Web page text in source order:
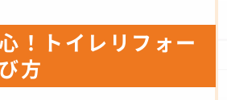
！トイレリフォー
方